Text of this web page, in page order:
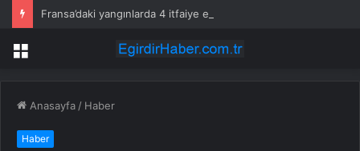
Fransa’daki yangınlarda 4 itfaiye eri hayatını kaybetti
Menü
Anasayfa / Haber
Haber